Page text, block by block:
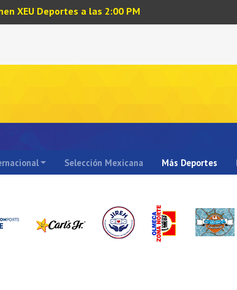
XEU Deportes a las 2:00 PM
Selección Mexicana Más Deportes